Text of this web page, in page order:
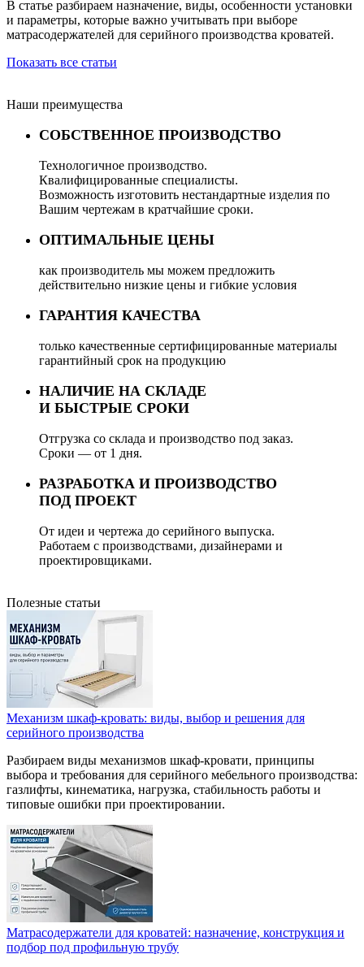
В статье разбираем назначение, виды, особенности установки
и параметры, которые важно учитывать при выборе
матрасодержателей для серийного производства кроватей.
Показать все статьи
Наши преимущества
СОБСТВЕННОЕ ПРОИЗВОДСТВО
Технологичное производство.
Квалифицированные специалисты.
Возможность изготовить нестандартные изделия по
Вашим чертежам в кратчайшие сроки.
ОПТИМАЛЬНЫЕ ЦЕНЫ
как производитель мы можем предложить
действительно низкие цены и гибкие условия
ГАРАНТИЯ КАЧЕСТВА
только качественные сертифицированные материалы
гарантийный срок на продукцию
НАЛИЧИЕ НА СКЛАДЕ
И БЫСТРЫЕ СРОКИ
Отгрузка со склада и производство под заказ.
Сроки — от 1 дня.
РАЗРАБОТКА И ПРОИЗВОДСТВО
ПОД ПРОЕКТ
От идеи и чертежа до серийного выпуска.
Работаем с производствами, дизайнерами и
проектировщиками.
Полезные статьи
Механизм шкаф-кровать: виды, выбор и решения для
серийного производства
Разбираем виды механизмов шкаф-кровати, принципы
выбора и требования для серийного мебельного производства:
газлифты, кинематика, нагрузка, стабильность работы и
типовые ошибки при проектировании.
Матрасодержатели для кроватей: назначение, конструкция и
подбор под профильную трубу